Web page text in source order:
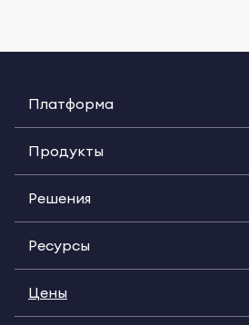
Платформа
Продукты
Решения
Ресурсы
Цены